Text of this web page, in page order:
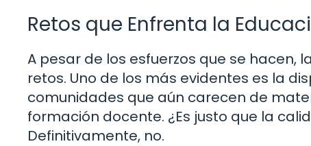
Retos que Enfrenta la
A pesar de los esfuerzos que se hacen,
retos. Uno de los más evidentes es la
comunidades que aún carecen de
formación docente. ¿Es justo que la
Definitivamente, no.